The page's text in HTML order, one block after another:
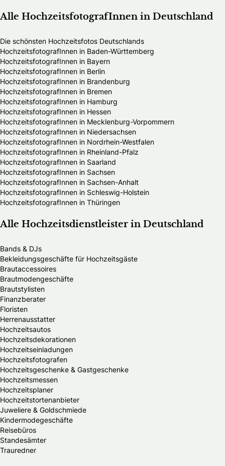
Alle HochzeitsfotografInnen in Deutschland
Die schönsten Hochzeitsfotos Deutschlands
HochzeitsfotografInnen in Baden-Württemberg
HochzeitsfotografInnen in Bayern
HochzeitsfotografInnen in Berlin
HochzeitsfotografInnen in Brandenburg
HochzeitsfotografInnen in Bremen
HochzeitsfotografInnen in Hamburg
HochzeitsfotografInnen in Hessen
HochzeitsfotografInnen in Mecklenburg-Vorpommern
HochzeitsfotografInnen in Niedersachsen
HochzeitsfotografInnen in Nordrhein-Westfalen
HochzeitsfotografInnen in Rheinland-Pfalz
HochzeitsfotografInnen in Saarland
HochzeitsfotografInnen in Sachsen
HochzeitsfotografInnen in Sachsen-Anhalt
HochzeitsfotografInnen in Schleswig-Holstein
HochzeitsfotografInnen in Thüringen
Alle Hochzeitsdienstleister in Deutschland
Bands & DJs
Bekleidungsgeschäfte für Hochzeitsgäste
Brautaccessoires
Brautmodengeschäfte
Brautstylisten
Finanzberater
Floristen
Herrenausstatter
Hochzeitsautos
Hochzeitsdekorationen
Hochzeitseinladungen
Hochzeitsfotografen
Hochzeitsgeschenke & Gastgeschenke
Hochzeitsmessen
Hochzeitsplaner
Hochzeitstortenanbieter
Juweliere & Goldschmiede
Kindermodegeschäfte
Reisebüros
Standesämter
Trauredner